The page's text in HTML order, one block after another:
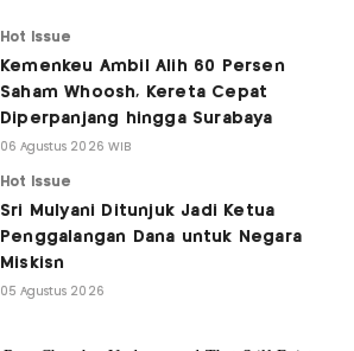
Hot Issue
Kemenkeu Ambil Alih 60 Persen
Saham Whoosh, Kereta Cepat
Diperpanjang hingga Surabaya
06 Agustus 2026 WIB
Hot Issue
Sri Mulyani Ditunjuk Jadi Ketua
Penggalangan Dana untuk Negara
Miskisn
05 Agustus 2026